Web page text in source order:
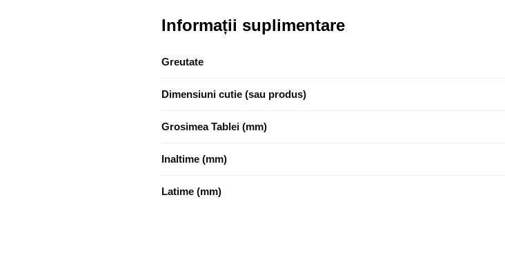
Informații suplimentare
Greutate
Dimensiuni cutie (sau produs)
Grosimea Tablei (mm)
Inaltime (mm)
Latime (mm)